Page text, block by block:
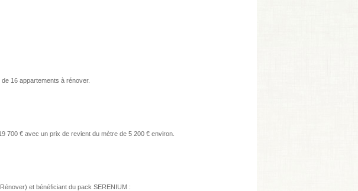
16 appartements à rénover.
700 € avec un prix de revient du mètre de 5 200 € environ.
et bénéficiant du pack SERENIUM :